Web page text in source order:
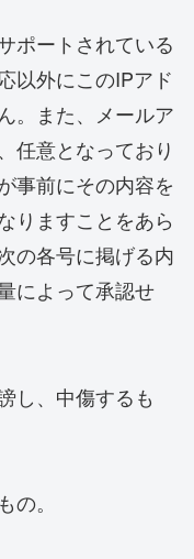
ポートされている
以外にこのIPアド
。また、メールア
任意となっており
事前にその内容を
りますことをあら
の各号に掲げる内
によって承認せ
し、中傷するも
。